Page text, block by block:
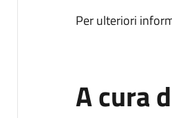
Per ulteriori
A cura